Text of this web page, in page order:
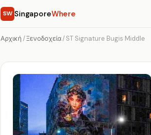
SW SingaporeWhere
Αρχική /Ξενοδοχεία/ST Signature Bugis Middle